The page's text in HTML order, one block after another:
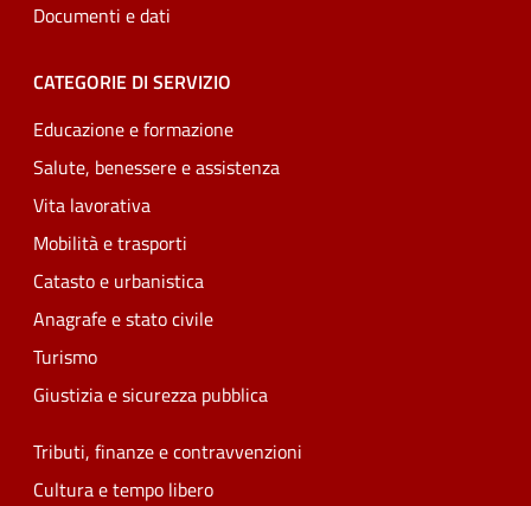
Documenti e dati
CATEGORIE DI SERVIZIO
Educazione e formazione
Salute, benessere e assistenza
Vita lavorativa
Mobilità e trasporti
Catasto e urbanistica
Anagrafe e stato civile
Turismo
Giustizia e sicurezza pubblica
Tributi, finanze e contravvenzioni
Cultura e tempo libero